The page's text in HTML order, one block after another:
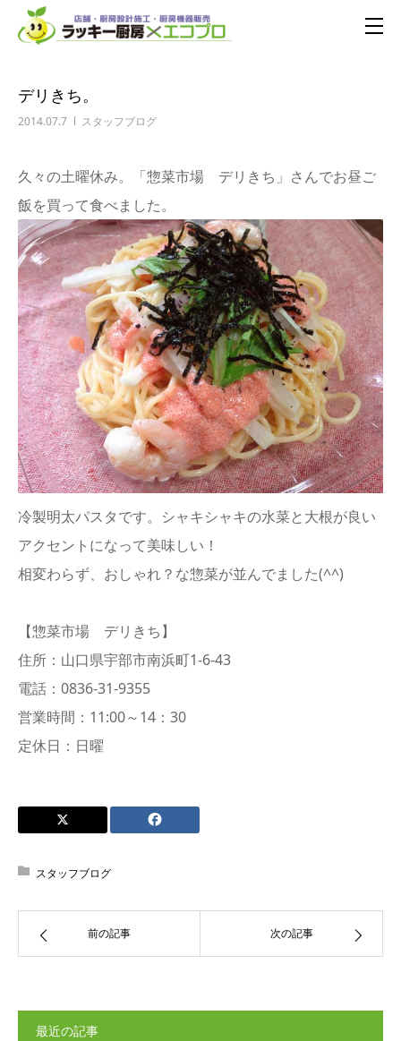
デリきち。
2014.07.7 スタッフブログ
久々の土曜休み。「惣菜市場 デリきち」さんでお昼ご
飯を買って食べました。
冷製明太パスタです。シャキシャキの水菜と大根が良い
アクセントになって美味しい！
相変わらず、おしゃれ？な惣菜が並んでました(^^)
【惣菜市場 デリきち】
住所：山口県宇部市南浜町1-6-43
電話：0836-31-9355
営業時間：11:00～14：30
定休日：日曜
スタッフブログ
前の記事 次の記事
最近の記事